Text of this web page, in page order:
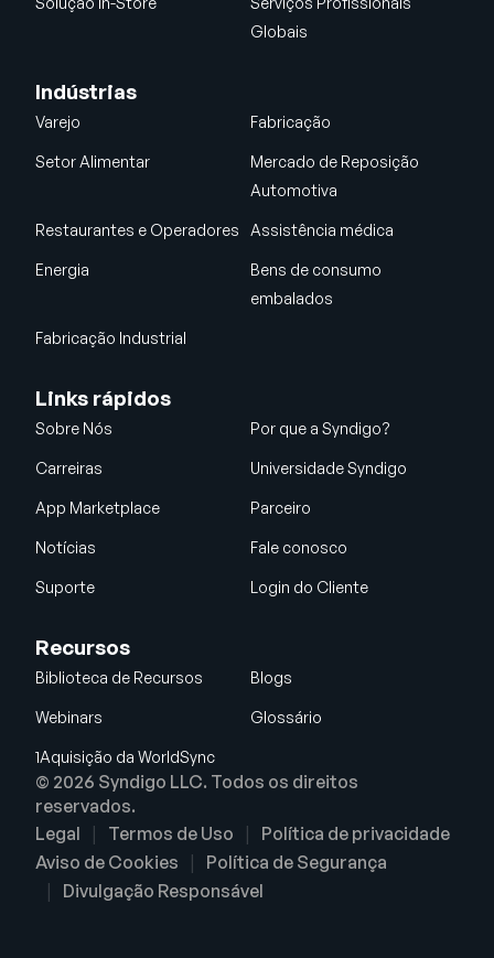
Globais
Indústrias
Varejo Fabricação
Setor Alimentar
Mercado de Reposição
Automotiva
Restaurantes e Operadores Assistência médica
Energia
Bens de consumo
embalados
Fabricação Industrial
Links rápidos
Sobre Nós Por que a Syndigo?
Carreiras Universidade Syndigo
App Marketplace Parceiro
Notícias Fale conosco
Suporte Login do Cliente
Recursos
Biblioteca de Recursos Blogs
Webinars Glossário
1Aquisição da WorldSync
© 2026 Syndigo LLC. Todos os direitos
reservados.
Legal
Termos de Uso
Política de privacidade
Aviso de Cookies
Política de Segurança
Divulgação Responsável